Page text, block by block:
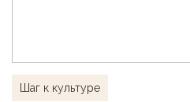
Шаг к культуре